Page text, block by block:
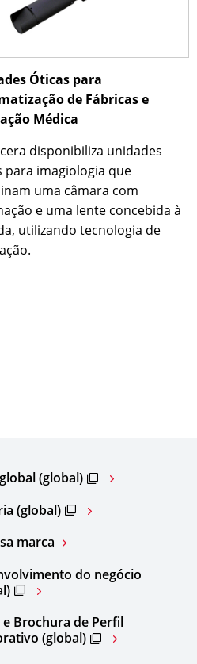
Óticas para
de Fábricas e
Médica
disponibiliza unidades
para imagiologia que
uma câmara com
e uma lente concebida à
utilizando tecnologia de
(global)
(global)
marca
do negócio
e Brochura de Perfil
(global)